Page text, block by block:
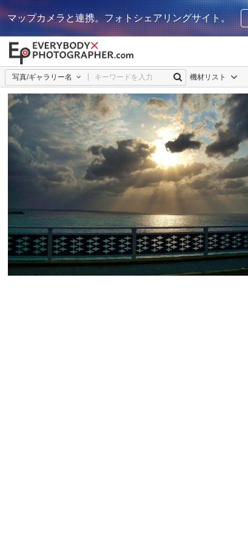
マップカメラと連携。フォトシェアリングサイト。
写真/ギャラリー名 機材リスト
cimogi 3 0